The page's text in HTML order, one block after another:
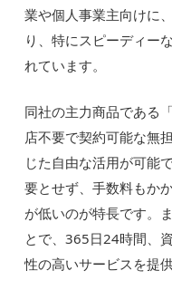
業や個人事業主向けに
り、特にスピーディー
れています。
同社の主力商品である
店不要で契約可能な無
じた自由な活用が可能
要とせず、手数料もか
が低いのが特長です。
とで、365日24時間、
性の高いサービスを提